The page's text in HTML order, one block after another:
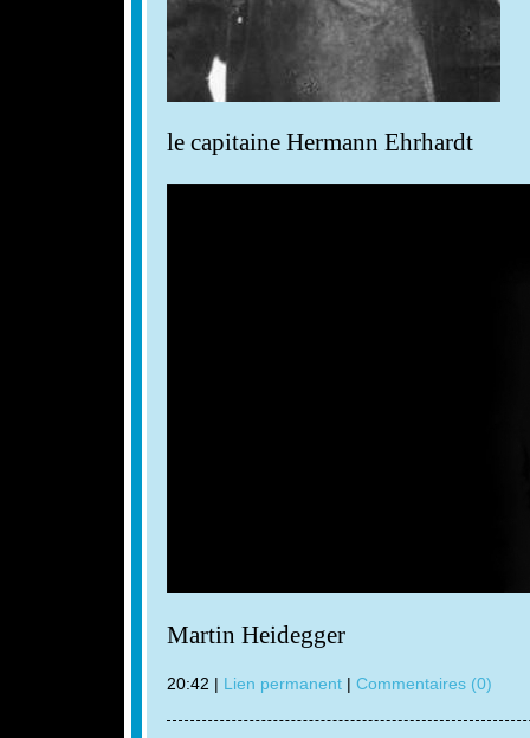
le capitaine Hermann Ehrhardt
Martin Heidegger
20:42 | Lien permanent| Commentaires (0)